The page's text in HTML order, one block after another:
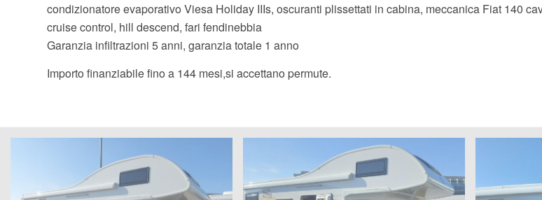
condizionatore evaporativo Viesa Holiday IIIs, oscuranti plissettati in cabina, meccanica Fiat 140
cruise control, hill descend, fari fendinebbia
Garanzia infiltrazioni 5 anni, garanzia totale 1 anno
Importo finanziabile fino a 144 mesi,si accettano permute.